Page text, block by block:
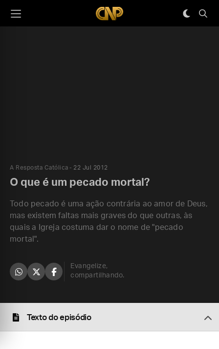
A Resposta Católica 22 Jul 2012
O que é um pecado mortal?
Todo pecado é uma ação contrária ao amor de Deus,
mas existem faltas mais graves do que outras, às
quais a Igreja costuma dar o nome de "pecado
mortal".
Evangelize,
compartilhando.
Texto do episódio